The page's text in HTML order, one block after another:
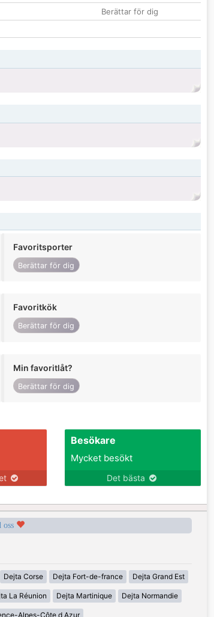
Berättar för dig
Favoritsporter
Berättar för dig
Favoritkök
Berättar för dig
Min favoritlåt?
Berättar för dig
Besökare
Mycket besökt
Det bästa
oss
Dejta Corse Dejta Fort-de-france Dejta Grand Est
La Réunion Dejta Martinique Dejta Normandie
Alpes-Côte d Azur